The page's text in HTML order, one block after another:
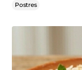
Postres